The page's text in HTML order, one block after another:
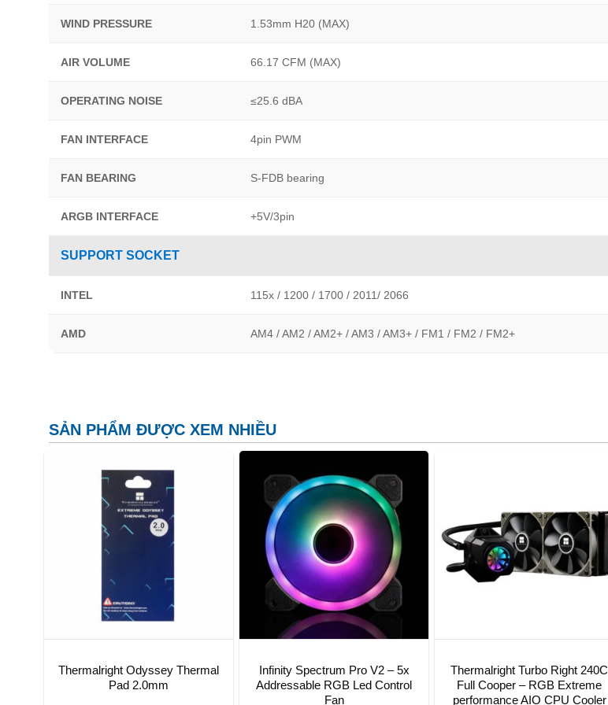
WIND PRESSURE 1.53mm H20 (MAX)
AIR VOLUME 66.17 CFM (MAX)
OPERATING NOISE ≤25.6 dBA
FAN INTERFACE 4pin PWM
FAN BEARING S-FDB bearing
ARGB INTERFACE +5V/3pin
SUPPORT SOCKET
INTEL 115x / 1200 / 1700 / 2011/ 2066
AMD AM4 / AM2 / AM2+ / AM3 / AM3+ / FM1 / FM2 / FM2+
SẢN PHẨM ĐƯỢC XEM NHIỀU
Thermalright Odyssey Thermal
Pad 2.0mm
Infinity Spectrum Pro V2 – 5x
Addressable RGB Led Control
Fan
Thermalright Turbo Right 240C
Full Cooper – RGB Extreme
performance AIO CPU Cooler